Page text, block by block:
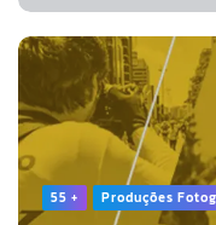
55 + Produções